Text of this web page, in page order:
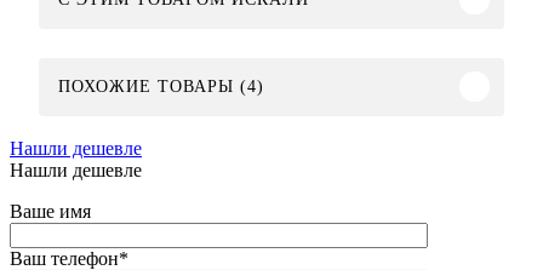
ПОХОЖИЕ ТОВАРЫ (4)
Нашли дешевле
Нашли дешевле
Ваше имя
Ваш телефон*